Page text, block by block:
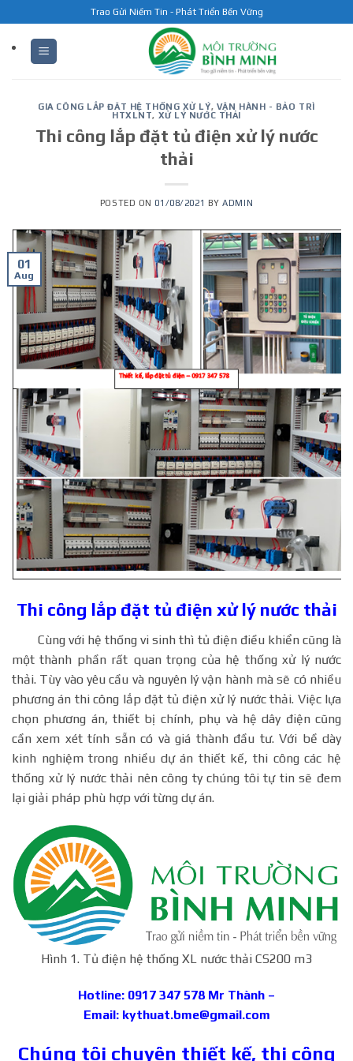
to
content
Trao Gửi Niềm Tin - Phát Triển Bền Vững
GIA CÔNG LẮP ĐĂT HỆ THỐNG XỬ LÝ, VẬN HÀNH - BẢO TRÌ
HTXLNT, XỬ LÝ NƯỚC THẢI
Thi công lắp đặt tủ điện xử lý nước
thải
POSTED ON 01/08/2021 BYADMIN
01
Aug
Thi công lắp đặt tủ điện xử lý nước thải
Cùng với hệ thống vi sinh thì tủ điện điều khiển cũng là
một thành phần rất quan trọng của hệ thống xử lý nước
thải. Tùy vào yêu cầu và nguyên lý vận hành mà sẽ có nhiều
phương án thi công lắp đặt tủ điện xử lý nước thải. Việc lựa
chọn phương án, thiết bị chính, phụ và hệ dây điện cũng
cần xem xét tính sẵn có và giá thành đầu tư. Với bề dày
kinh nghiệm trong nhiều dự án thiết kế, thi công các hệ
thống xử lý nước thải nên công ty chúng tôi tự tin sẽ đem
lại giải pháp phù hợp với từng dự án.
Hình 1. Tủ điện hệ thống XL nước thải CS200 m3
Hotline: 0917 347 578 Mr Thành –
Email: kythuat.bme@gmail.com
Chúng tôi chuyên thiết kế, thi công